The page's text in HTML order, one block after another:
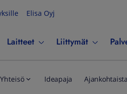
Elisa Oyj
Laitteet Liittymät
Ideapaja Ajankohtaista